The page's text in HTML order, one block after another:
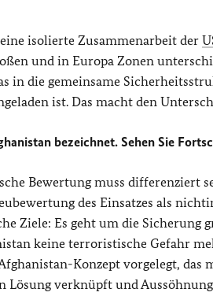
isolierte Zusammenarbeit der
und in Europa Zonen
in die gemeinsame
ist. Das macht den
bezeichnet. Sehen Sie
Bewertung muss differenziert
des Einsatzes als
Ziele: Es geht um die Sicherung
keine terroristische Gefahr
Konzept vorgelegt, das
verknüpft und